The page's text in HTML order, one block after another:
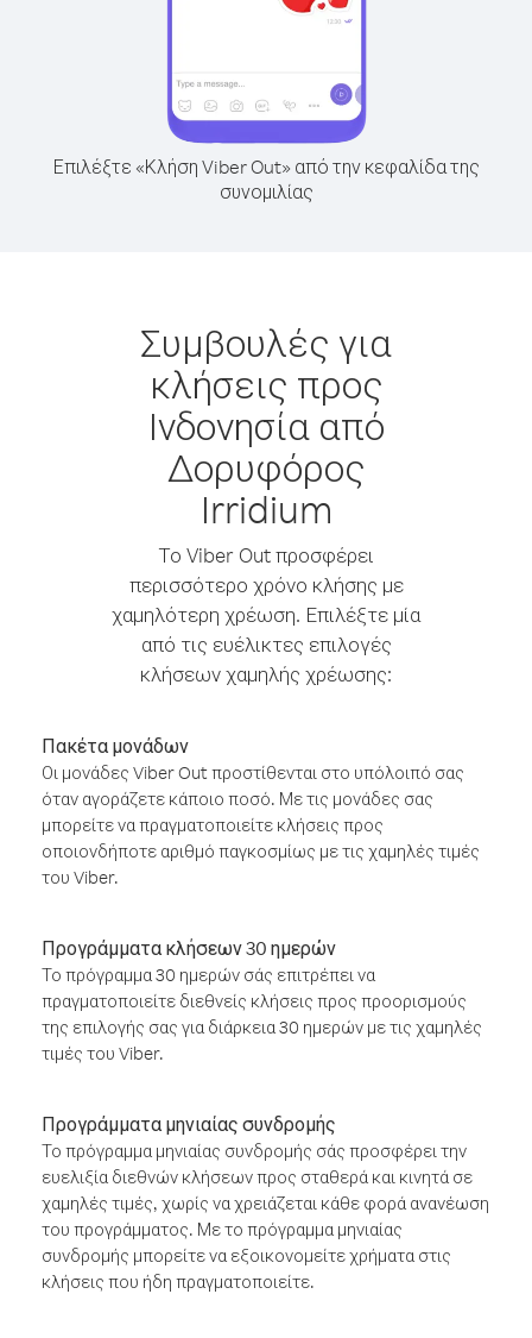
Επιλέξτε «Κλήση Viber Out» από την κεφαλίδα της
συνομιλίας
Συμβουλές για
κλήσεις προς
Ινδονησία από
Δορυφόρος
Irridium
Το Viber Out προσφέρει
περισσότερο χρόνο κλήσης με
χαμηλότερη χρέωση. Επιλέξτε μία
από τις ευέλικτες επιλογές
κλήσεων χαμηλής χρέωσης:
Πακέτα μονάδων
Οι μονάδες Viber Out προστίθενται στο υπόλοιπό σας
όταν αγοράζετε κάποιο ποσό. Με τις μονάδες σας
μπορείτε να πραγματοποιείτε κλήσεις προς
οποιονδήποτε αριθμό παγκοσμίως με τις χαμηλές τιμές
του Viber.
Προγράμματα κλήσεων 30 ημερών
Το πρόγραμμα 30 ημερών σάς επιτρέπει να
πραγματοποιείτε διεθνείς κλήσεις προς προορισμούς
της επιλογής σας για διάρκεια 30 ημερών με τις χαμηλές
τιμές του Viber.
Προγράμματα μηνιαίας συνδρομής
Το πρόγραμμα μηνιαίας συνδρομής σάς προσφέρει την
ευελιξία διεθνών κλήσεων προς σταθερά και κινητά σε
χαμηλές τιμές, χωρίς να χρειάζεται κάθε φορά ανανέωση
του προγράμματος. Με το πρόγραμμα μηνιαίας
συνδρομής μπορείτε να εξοικονομείτε χρήματα στις
κλήσεις που ήδη πραγματοποιείτε.